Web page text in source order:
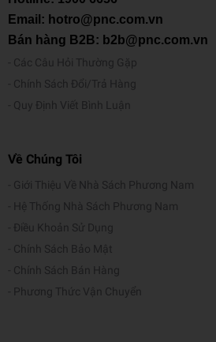
Email: hotro@pnc.com.vn
Bán hàng B2B: b2b@pnc.com.vn
Các Câu Hỏi Thường Gặp
Chính Sách Đổi/Trả Hàng
Quy Định Viết Bình Luận
Về Chúng Tôi
Giới Thiệu Về Nhà Sách Phương Nam
Hệ Thống Nhà Sách Phương Nam
Điều Khoản Sử Dụng
Chính Sách Bảo Mật
Chính Sách Bán Hàng
Phương Thức Vận Chuyển